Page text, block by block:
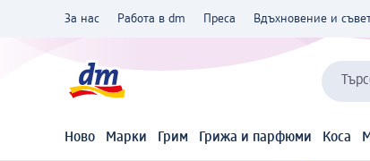
За нас Работа в dm Преса Вдъхновение и
Ново Марки Грим Грижа и парфюми Коса